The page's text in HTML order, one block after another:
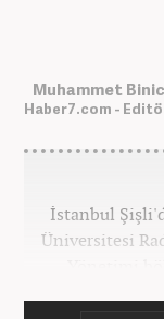
Muhammet
Haber7.com -
İstanbul
Üniversitesi
Yönetimi